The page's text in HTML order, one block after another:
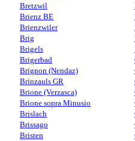
Bretzwil
Brienz BE
Brienzwiler
Brig
Brigels
Brigerbad
Brignon (Nendaz)
Brinzauls GR
Brione (Verzasca)
Brione sopra Minusio
Brislach
Brissago
Bristen